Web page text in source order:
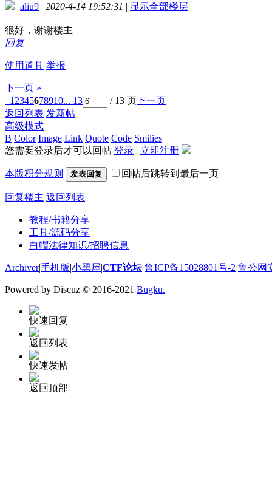
aliu9 | 2020-4-14 19:52:31 | 显示全部楼层
很好，谢谢楼主
回复
使用道具 举报
下一页 »
1 2345678910... 13 / 13 页下一页
返回列表 发新帖
高级模式
B Color Image Link Quote Code Smilies
您需要登录后才可以回帖 登录 | 立即注册
本版积分规则 发表回复 回帖后跳转到最后一页
回复楼主 返回列表
教程/书籍分享
工具/源码分享
白帽法律知识/招聘信息
Archiver|手机版|小黑屋|CTF论坛 鲁ICP备15028801号-2 鲁公网
Powered by Discuz © 2016-2021 Bugku.
快速回复
返回列表
快速发帖
返回顶部